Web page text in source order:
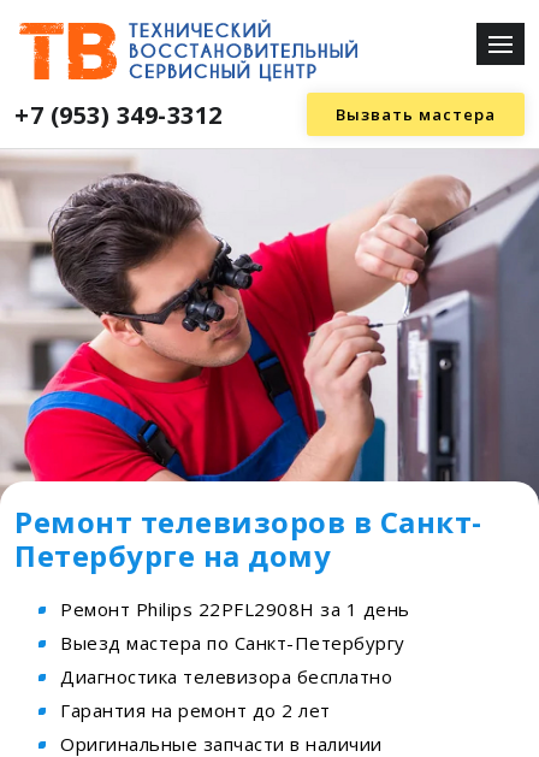
+7 (953) 349-3312 Вызвать мастера
Ремонт телевизоров в Санкт-
Петербурге на дому
Ремонт Philips 22PFL2908H за 1 день
Выезд мастера по Санкт-Петербургу
Диагностика телевизора бесплатно
Гарантия на ремонт до 2 лет
Оригинальные запчасти в наличии